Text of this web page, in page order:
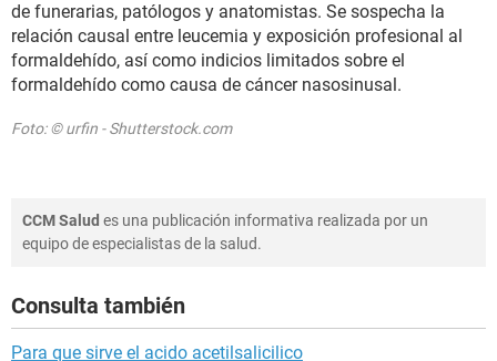
de funerarias, patólogos y anatomistas. Se sospecha la
relación causal entre leucemia y exposición profesional al
formaldehído, así como indicios limitados sobre el
formaldehído como causa de cáncer nasosinusal.
Foto: © urfin - Shutterstock.com
CCM Salud es una publicación informativa realizada por un
equipo de especialistas de la salud.
Consulta también
Para que sirve el acido acetilsalicilico